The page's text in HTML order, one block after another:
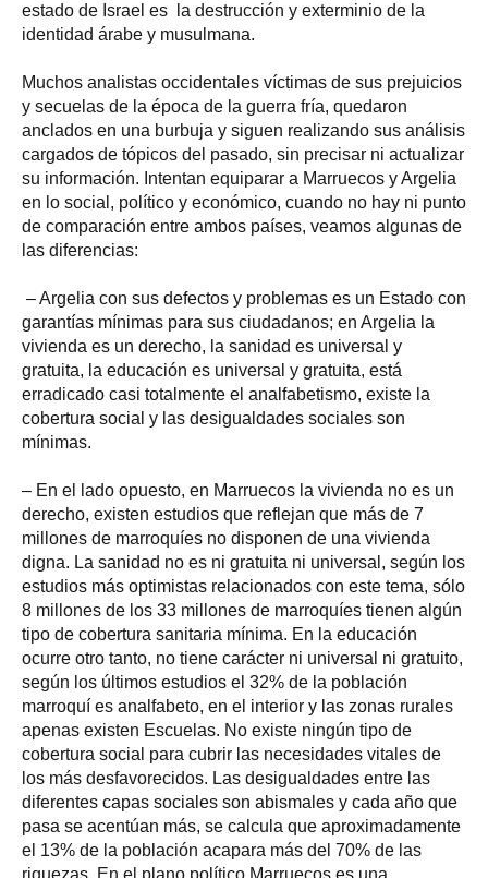
estado de Israel es la destrucción y exterminio de la
identidad árabe y musulmana.
Muchos analistas occidentales víctimas de sus prejuicios
y secuelas de la época de la guerra fría, quedaron
anclados en una burbuja y siguen realizando sus análisis
cargados de tópicos del pasado, sin precisar ni actualizar
su información. Intentan equiparar a Marruecos y Argelia
en lo social, político y económico, cuando no hay ni punto
de comparación entre ambos países, veamos algunas de
las diferencias:
– Argelia con sus defectos y problemas es un Estado con
garantías mínimas para sus ciudadanos; en Argelia la
vivienda es un derecho, la sanidad es universal y
gratuita, la educación es universal y gratuita, está
erradicado casi totalmente el analfabetismo, existe la
cobertura social y las desigualdades sociales son
mínimas.
– En el lado opuesto, en Marruecos la vivienda no es un
derecho, existen estudios que reflejan que más de 7
millones de marroquíes no disponen de una vivienda
digna. La sanidad no es ni gratuita ni universal, según los
estudios más optimistas relacionados con este tema, sólo
8 millones de los 33 millones de marroquíes tienen algún
tipo de cobertura sanitaria mínima. En la educación
ocurre otro tanto, no tiene carácter ni universal ni gratuito,
según los últimos estudios el 32% de la población
marroquí es analfabeto, en el interior y las zonas rurales
apenas existen Escuelas. No existe ningún tipo de
cobertura social para cubrir las necesidades vitales de
los más desfavorecidos. Las desigualdades entre las
diferentes capas sociales son abismales y cada año que
pasa se acentúan más, se calcula que aproximadamente
el 13% de la población acapara más del 70% de las